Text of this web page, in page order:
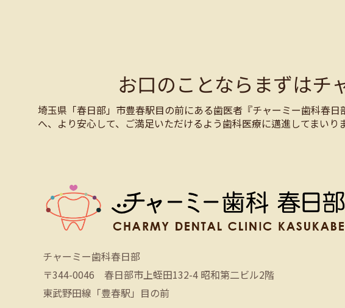
お口のことならまずはチ
埼玉県「春日部」市豊春駅目の前にある歯医者『チャーミー歯科春
へ、より安心して、ご満足いただけるよう歯科医療に邁進してまい
チャーミー歯科春日部
〒344-0046 春日部市上蛭田132-4 昭和第二ビル2階
東武野田線「豊春駅」目の前